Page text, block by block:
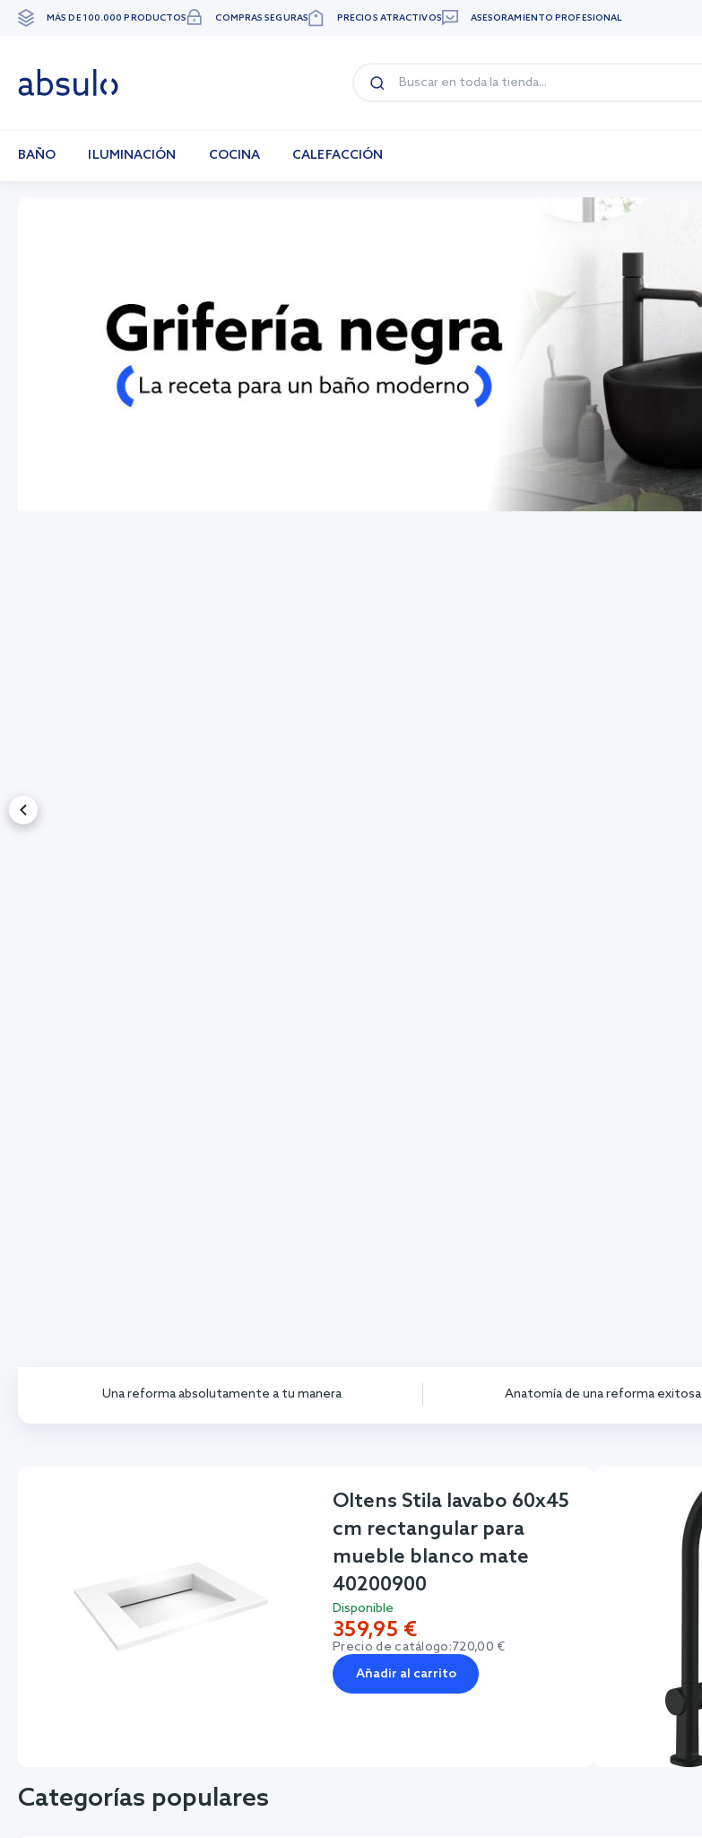
Ir
MÁS DE 100.000 PRODUCTOS COMPRAS SEGURAS PRECIOS ATRACTIVOS ASESORAMIENTO PROFESIONAL
BAÑO ILUMINACIÓN COCINA CALEFACCIÓN
Una reforma absolutamente a tu manera Anatomía de una reforma exitosa
Oltens Stila lavabo 60x45
cm rectangular para
mueble blanco mate
40200900
Disponible
359,95 €
Precio de catálogo:720,00 €
Añadir al carrito
Categorías populares